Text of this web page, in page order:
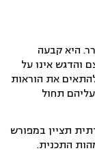
היא קבעה
והדגש אינו על
את הוראות
תחול
תציין במפורש